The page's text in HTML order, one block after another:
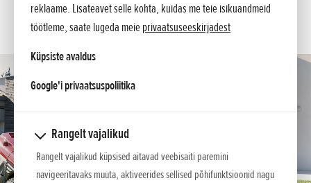
reklaame. Lisateavet selle kohta, kuidas me teie isikuandmeid
töötleme, saate lugeda meieprivaatsuseeskirjadest
Küpsiste avaldus
Google'i privaatsuspoliitikaopens in a new tab
Rangelt vajalikud
Rangelt vajalikud küpsised aitavad veebisaiti paremini
navigeeritavaks muuta, aktiveerides sellised põhifunktsioonid nagu
KONTAKT